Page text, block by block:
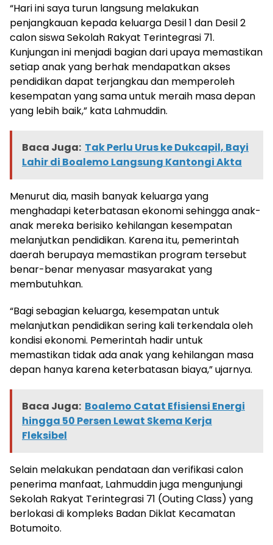
“Hari ini saya turun langsung melakukan
penjangkauan kepada keluarga Desil 1 dan Desil 2
calon siswa Sekolah Rakyat Terintegrasi 71.
Kunjungan ini menjadi bagian dari upaya memastikan
setiap anak yang berhak mendapatkan akses
pendidikan dapat terjangkau dan memperoleh
kesempatan yang sama untuk meraih masa depan
yang lebih baik,” kata Lahmuddin.
Baca Juga: Tak Perlu Urus ke Dukcapil, Bayi
Lahir di Boalemo Langsung Kantongi Akta
Menurut dia, masih banyak keluarga yang
menghadapi keterbatasan ekonomi sehingga anak-
anak mereka berisiko kehilangan kesempatan
melanjutkan pendidikan. Karena itu, pemerintah
daerah berupaya memastikan program tersebut
benar-benar menyasar masyarakat yang
membutuhkan.
“Bagi sebagian keluarga, kesempatan untuk
melanjutkan pendidikan sering kali terkendala oleh
kondisi ekonomi. Pemerintah hadir untuk
memastikan tidak ada anak yang kehilangan masa
depan hanya karena keterbatasan biaya,” ujarnya.
Baca Juga: Boalemo Catat Efisiensi Energi
hingga 50 Persen Lewat Skema Kerja
Fleksibel
Selain melakukan pendataan dan verifikasi calon
penerima manfaat, Lahmuddin juga mengunjungi
Sekolah Rakyat Terintegrasi 71 (Outing Class) yang
berlokasi di kompleks Badan Diklat Kecamatan
Botumoito.